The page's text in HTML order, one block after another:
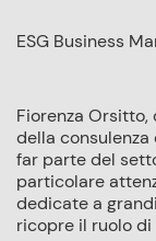
ESG Business
Fiorenza
della consulenza
far parte del
particolare
dedicate a
ricopre il ruolo di